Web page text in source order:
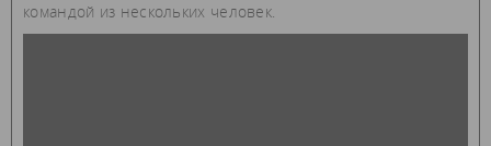
командой из нескольких человек.